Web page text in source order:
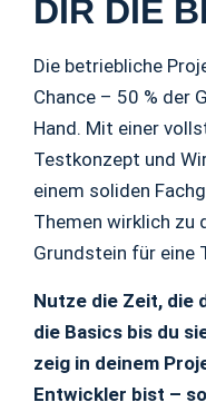
DIR DIE
Die betriebliche
Chance – 50 % der
Hand. Mit einer
Testkonzept und
einem soliden
Themen wirklich zu
Grundstein für eine
Nutze die Zeit, die
die Basics bis du
zeig in deinem
Entwickler bist –